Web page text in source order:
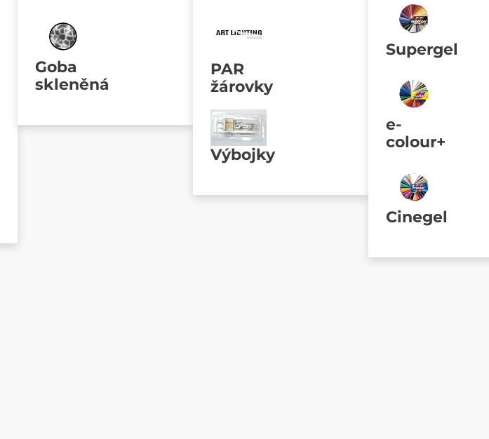
Goba
skleněná
PAR
žárovky
Výbojky
Supergel
e-
colour+
Cinegel